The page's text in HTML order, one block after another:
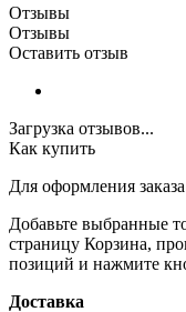
Отзывы
Отзывы
Оставить отзыв
Загрузка отзывов...
Как купить
Для оформления заказа
Добавьте выбранные
страницу Корзина,
позиций и нажмите
Доставка